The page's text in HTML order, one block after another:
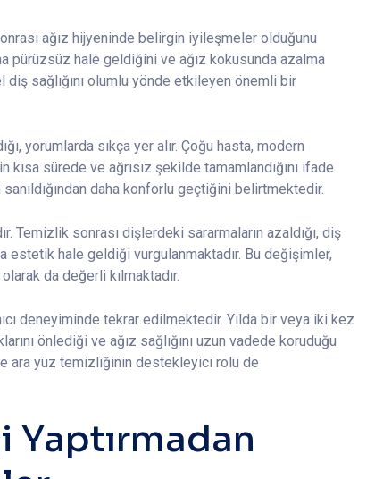
ağız hijyeninde belirgin iyileşmeler olduğunu
pürüzsüz hale geldiğini ve ağız kokusunda azalma
diş sağlığını olumlu yönde etkileyen önemli bir
yorumlarda sıkça yer alır. Çoğu hasta, modern
sürede ve ağrısız şekilde tamamlandığını ifade
daha konforlu geçtiğini belirtmektedir.
Temizlik sonrası dişlerdeki sararmaların azaldığı, diş
estetik hale geldiği vurgulanmaktadır. Bu değişimler,
da değerli kılmaktadır.
deneyiminde tekrar edilmektedir. Yılda bir veya iki kez
önlediği ve ağız sağlığını uzun vadede koruduğu
ara yüz temizliğinin destekleyici rolü de
Yaptırmadan